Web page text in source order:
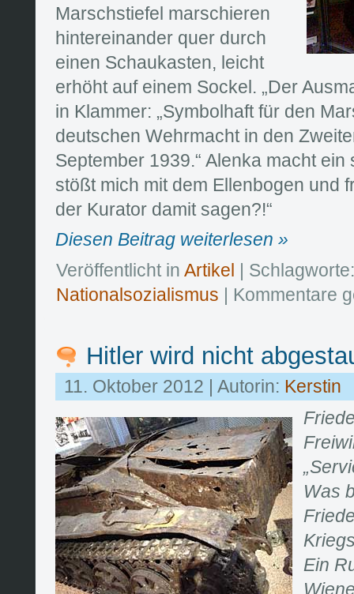
Marschstiefel marschieren
hintereinander quer durch
einen Schaukasten, leicht
erhöht auf einem Sockel. „Der
in Klammer: „Symbolhaft für den
deutschen Wehrmacht in den
September 1939.“ Alenka macht
stößt mich mit dem Ellenbogen und
der Kurator damit sagen?!“
Diesen Beitrag weiterlesen »
Veröffentlicht in Artikel |
Nationalsozialismus | Kommentare
Hitler wird nicht
11. Oktober 2012 | Autorin: Kerstin
Was
Ein